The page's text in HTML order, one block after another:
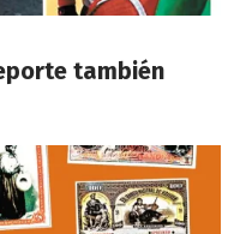
también